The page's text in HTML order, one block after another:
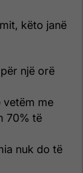
këto janë
një orë
vetëm me
70% të
nuk do të